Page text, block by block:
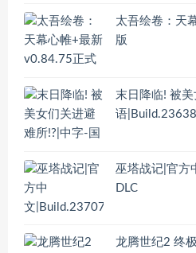
太吾绘卷：天
版
末日降临! 被
语
巫塔战记|官方
DLC
龙腾世纪2 终